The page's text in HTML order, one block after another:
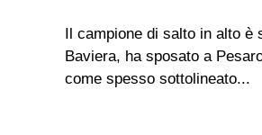
Il campione di salto in alto
Baviera, ha sposato a
come spesso sottolineato...